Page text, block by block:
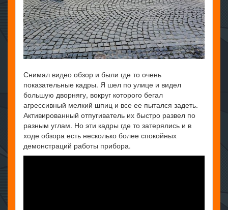
Снимал видео обзор и были где то очень
показательные кадры. Я шел по улице и видел
большую дворнягу, вокруг которого бегал
агрессивный мелкий шпиц и все ее пытался задеть.
Активированный отпугиватель их быстро развел по
разным углам. Но эти кадры где то затерялись и в
ходе обзора есть несколько более спокойных
демонстраций работы прибора.